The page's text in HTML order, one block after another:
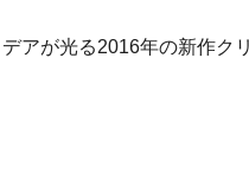
アが光る2016年の新作ク